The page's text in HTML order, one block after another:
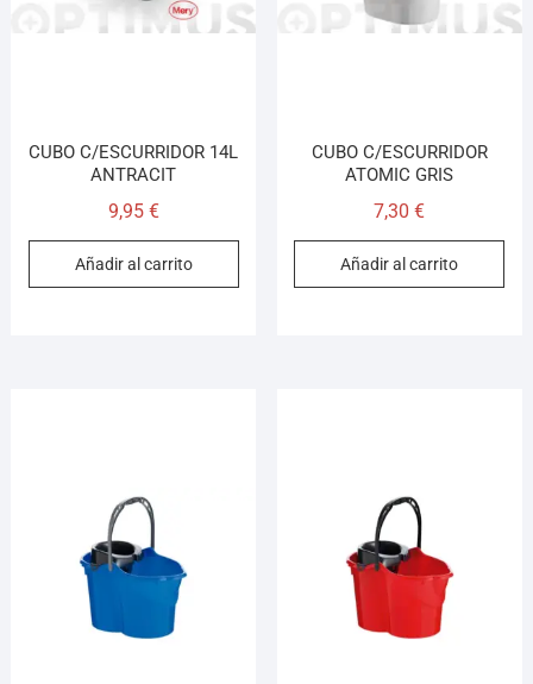
CUBO C/ESCURRIDOR 14L
ANTRACIT
9,95 €
Añadir al carrito
CUBO C/ESCURRIDOR
ATOMIC GRIS
7,30€
Añadir al carrito